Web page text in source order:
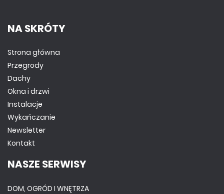
NA SKRÓTY
Strona główna
Przegrody
Dachy
Okna i drzwi
Instalacje
Wykańczanie
Newsletter
Kontakt
NASZE SERWISY
DOM, OGRÓD I WNĘTRZA